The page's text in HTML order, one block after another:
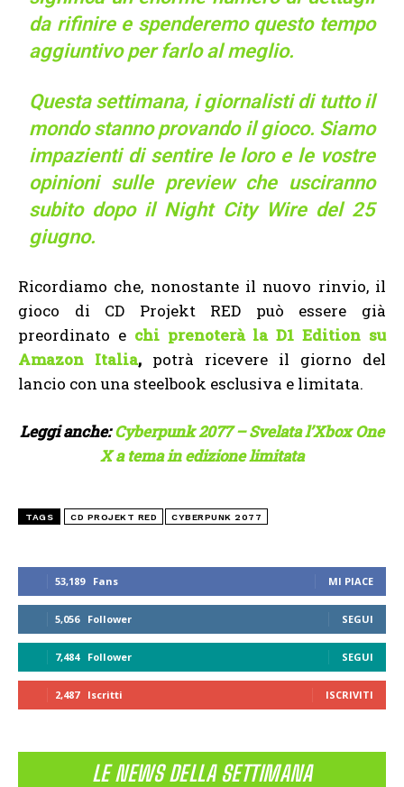
53,189 Fans MI PIACE
5,056 Follower SEGUI
7,484 Follower SEGUI
2,487 Iscritti ISCRIVITI
LE NEWS DELLA SETTIMANA
da rifinire e spenderemo questo tempo
aggiuntivo per farlo al meglio.
Questa settimana, i giornalisti di tutto il
mondo stanno provando il gioco. Siamo
impazienti di sentire le loro e le vostre
opinioni sulle preview che usciranno
subito dopo il Night City Wire del 25
giugno.
Ricordiamo che, nonostante il nuovo rinvio, il
gioco di CD Projekt RED può essere già
preordinato e chi prenoterà la D1 Edition su
Amazon Italia, potrà ricevere il giorno del
lancio con una steelbook esclusiva e limitata.
Leggi anche:Cyberpunk 2077 – Svelata l’Xbox One
X a tema in edizione limitata
TAGS CD PROJEKT RED CYBERPUNK 2077